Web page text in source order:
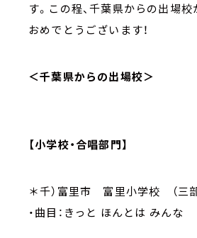
す。この程、千葉県からの出場
おめでとうございます！
＜千葉県からの出場校＞
【小学校・合唱部門】
＊千）富里市 富里小学校 （三部
・曲目：きっと ほんとは みんな